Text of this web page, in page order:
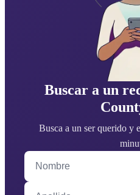
Buscar a un
Busca a un ser querido y
Nombre
Apellido